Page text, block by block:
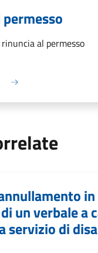
al permesso
in
un verbale a
servizio di